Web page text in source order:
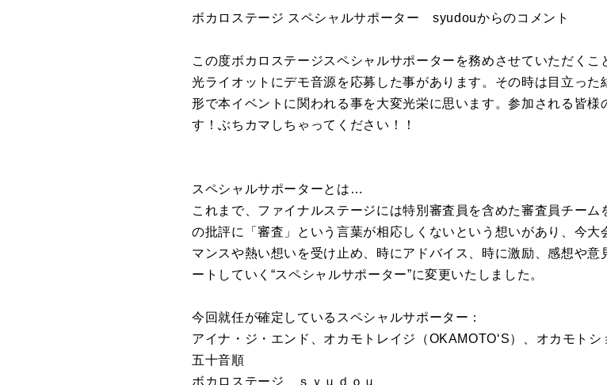
ボカロステージ スペシャルサポーター syudouからのコメント
この度ボカロステージスペシャルサポーターを務めさせていただく
光ライオットにデモ音源を応募した事があります。その時は目立った
形で本イベントに関われる事を大変光栄に思います。参加される皆様
す！ぶちカマしちゃってください！！
スペシャルサポーターとは…
これまで、ファイナルステージには特別審査員を含めた審査員チー
の批評に「審査」という言葉が相応しくないという想いがあり、今
マンスや熱い想いを受け止め、時にアドバイス、時に激励、感想や
ートしていく“スペシャルサポーター”に変更いたしました。
今回就任が確定しているスペシャルサポーター：
アイナ・ジ・エンド、オカモトレイジ（OKAMOTO‘S）、オカモト
五十音順
ボカロステージ ｓｙｕｄｏｕ